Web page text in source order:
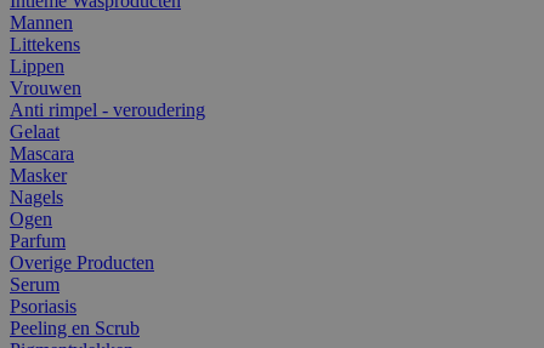
Mannen
Littekens
Lippen
Vrouwen
Anti rimpel - veroudering
Gelaat
Mascara
Masker
Nagels
Ogen
Parfum
Overige Producten
Serum
Psoriasis
Peeling en Scrub